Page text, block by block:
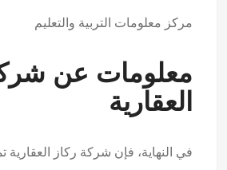
مركز معلومات التربية والتعليم
معلومات عن
العقارية
في النهاية، فإن شركة ركاز العقارية